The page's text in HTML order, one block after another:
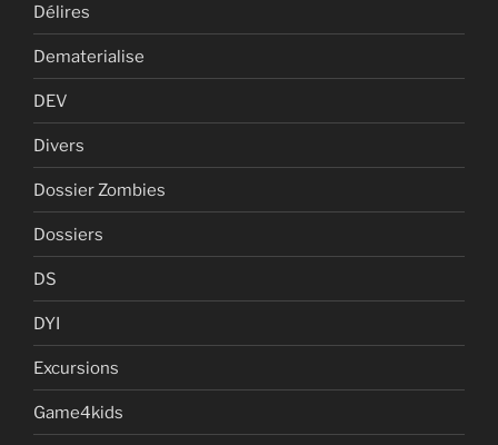
Délires
Dematerialise
DEV
Divers
Dossier Zombies
Dossiers
DS
DYI
Excursions
Game4kids